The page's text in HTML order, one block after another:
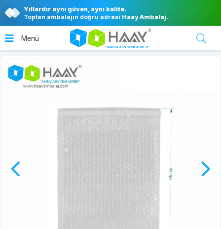
Yıllardır aynı güven, aynı kalite.
Toptan ambalajın doğru adresi Haay Ambalaj.